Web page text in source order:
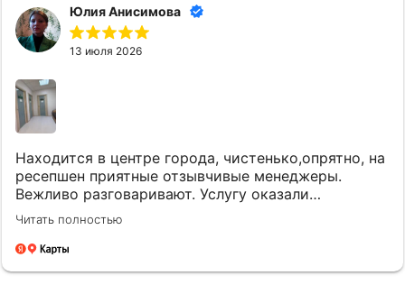
Юлия Анисимова
13 июля 2026
Находится в центре города, чистенько,опрятно, на
ресепшен приятные отзывчивые менеджеры.
Вежливо разговаривают. Услугу оказали
качественно и вовремя. Однозначно придем еще.
Читать полностью